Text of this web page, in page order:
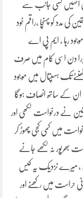
ہی انہیں کسی جانب سے
مدد کو پہنچا ،راقم خود
رہا ، ایم پی اے
دن اسی کام میں صرف
گھنٹے تک ہسپتال میں موجود
ان کے ساتھ انصاف ہوگا
نے درخواست لکھی اور
میں کمی کجی چھوڑ کر
بھرپور نہ لکھے جانے
، میرے نزدیک یہ کیس
حراست میں رکھنے اور